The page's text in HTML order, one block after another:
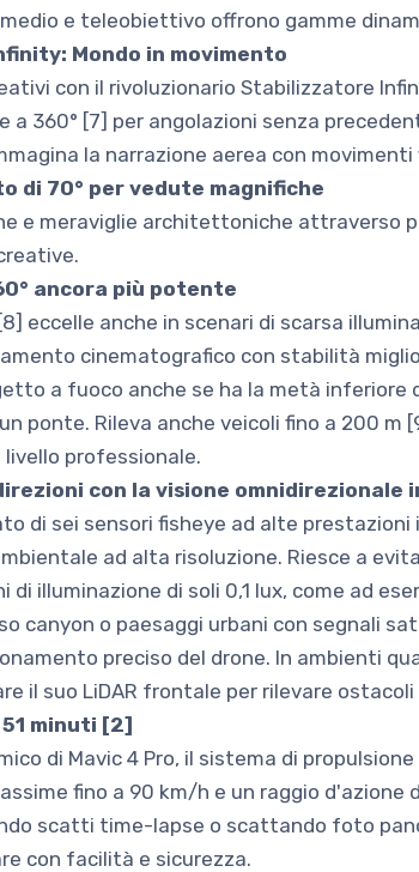
e teleobiettivo offrono gamme
Mondo in movimento
con il rivoluzionario Stabilizzatore
a 360° [7] per angolazioni senza
la narrazione aerea con
di 70° per vedute magnifiche
e meraviglie architettoniche attraverso
ancora più potente
eccelle anche in scenari di scarsa
cinematografico con stabilità
a fuoco anche se ha la metà inferiore
ponte. Rileva anche veicoli fino a 200
professionale.
con la visione omnidirezionale
di sei sensori fisheye ad alte
ad alta risoluzione. Riesce a
di illuminazione di soli 0,1 lux, come ad
canyon o paesaggi urbani con segnali
preciso del drone. In ambienti
il suo LiDAR frontale per rilevare
minuti [2]
di Mavic 4 Pro, il sistema di
fino a 90 km/h e un raggio
scatti time-lapse o scattando foto
con facilità e sicurezza.